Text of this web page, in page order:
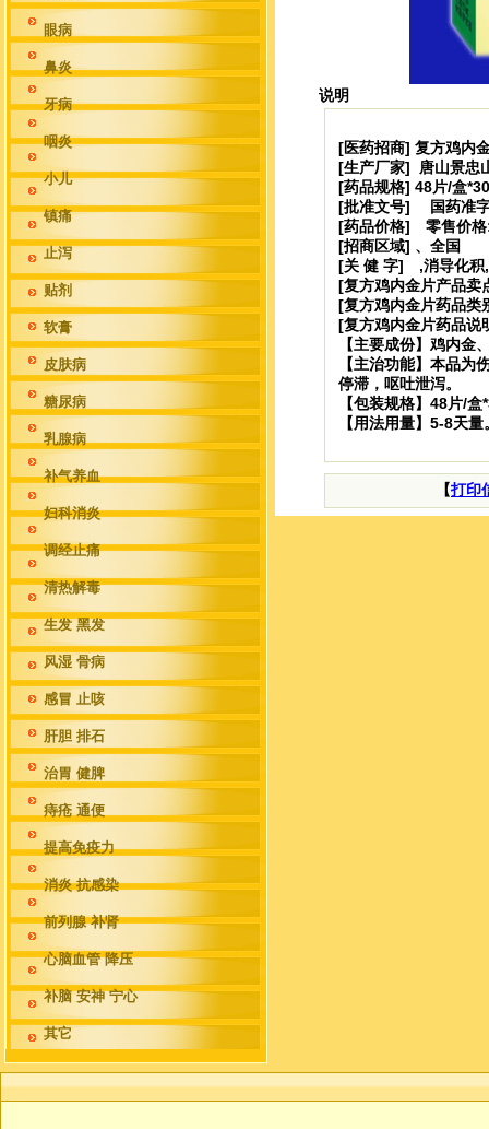
眼病
鼻炎
牙病
咽炎
小儿
镇痛
止泻
贴剂
软膏
皮肤病
糖尿病
乳腺病
补气养血
妇科消炎
调经止痛
清热解毒
生发 黑发
风湿 骨病
感冒 止咳
肝胆 排石
治胃 健脾
痔疮 通便
提高免疫力
消炎 抗感染
前列腺 补肾
心脑血管 降压
补脑 安神 宁心
其它
说明
[医药招商] 复方鸡内
[生产厂家] 唐山景忠
[药品规格] 48片/盒
[批准文号] 国药准
[药品价格] 零售价
[招商区域] 、全国
[关 健 字] ,消导化积
[复方鸡内金片产品
[复方鸡内金片药品类
[复方鸡内金片药品
【主要成份】鸡内
【主治功能】本品为
停滞，呕吐泄泻。
【包装规格】48片/盒
【用法用量】5-8天
【打印